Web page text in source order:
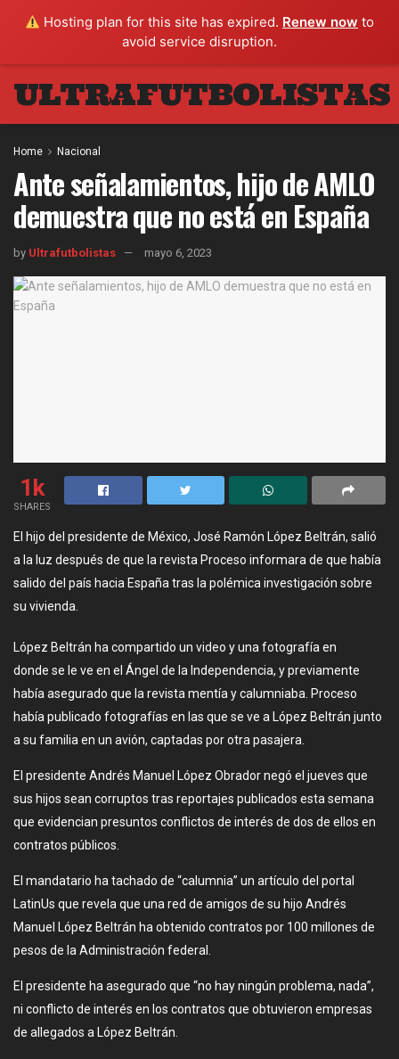
Hosting plan for this site has expired. Renew now to
avoid service disruption.
ULTRAFUTBOLISTAS
Home Nacional
Ante señalamientos, hijo de AMLO
demuestra que no está en España
by Ultrafutbolistas mayo 6, 2023
1k
SHARES
El hijo del presidente de México, José Ramón López Beltrán, salió
a la luz después de que la revista Proceso informara de que había
salido del país hacia España tras la polémica investigación sobre
su vivienda.
López Beltrán ha compartido un video y una fotografía en
donde se le ve en el Ángel de la Independencia, y previamente
había asegurado que la revista mentía y calumniaba. Proceso
había publicado fotografías en las que se ve a López Beltrán junto
a su familia en un avión, captadas por otra pasajera.
El presidente Andrés Manuel López Obrador negó el jueves que
sus hijos sean corruptos tras reportajes publicados esta semana
que evidencian presuntos conflictos de interés de dos de ellos en
contratos públicos.
El mandatario ha tachado de “calumnia” un artículo del portal
LatinUs que revela que una red de amigos de su hijo Andrés
Manuel López Beltrán ha obtenido contratos por 100 millones de
pesos de la Administración federal.
El presidente ha asegurado que “no hay ningún problema, nada”,
ni conflicto de interés en los contratos que obtuvieron empresas
de allegados a López Beltrán.